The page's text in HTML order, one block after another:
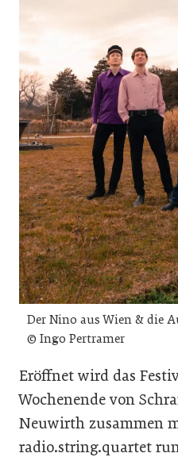
Der Nino aus Wien & die
© Ingo Pertramer
Eröffnet wird das
Wochenende von
Neuwirth zusammen
radio.string.quartet